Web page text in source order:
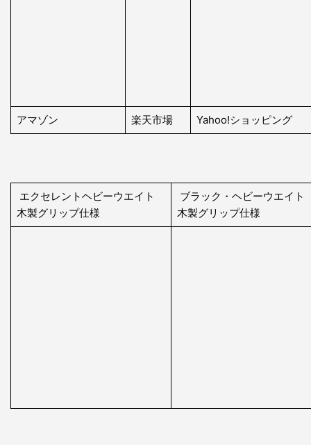
アマゾン 楽天市場 Yahoo!ショッピング
エクセレントヘビーウエイト
木製グリップ仕様
ブラック・ヘビーウエイト
木製グリップ仕様